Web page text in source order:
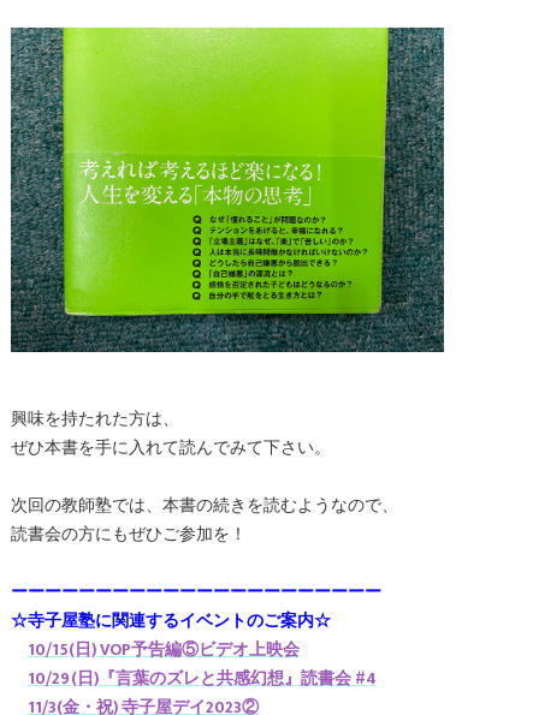
興味を持たれた方は、
ぜひ本書を手に入れて読んでみて下さい。
次回の教師塾では、本書の続きを読むようなので、
読書会の方にもぜひご参加を！
ーーーーーーーーーーーーーーーーーーーーーー
☆寺子屋塾に関連するイベントのご案内☆
10/15(日) VOP予告編⑤ビデオ上映会
10/29(日)『言葉のズレと共感幻想』読書会 #4
11/3(金・祝) 寺子屋デイ2023②